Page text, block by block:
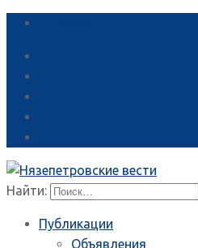
Найти:
Публикации
Объявления